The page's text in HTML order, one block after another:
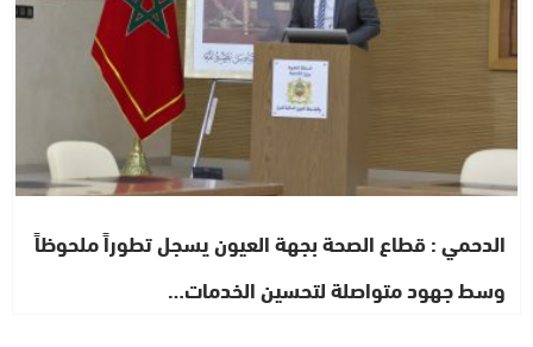
الدحمي : قطاع الصحة بجهة العيون يسجل تطوراً ملحوظاً
وسط جهود متواصلة لتحسين الخدمات…